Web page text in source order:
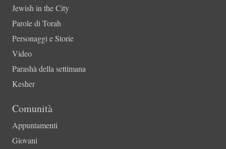
Jewish in the City
Parole di Torah
Personaggi e Storie
Video
Parashà della settimana
Kesher
Comunità
Appuntamenti
Giovani